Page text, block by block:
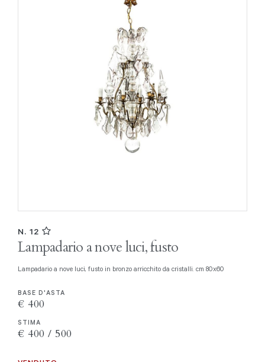
N. 12
Lampadario a nove luci, fusto
Lampadario a nove luci, fusto in bronzo arricchito da cristalli. cm 80x60
BASE D'ASTA
€ 400
STIMA
€ 400 / 500